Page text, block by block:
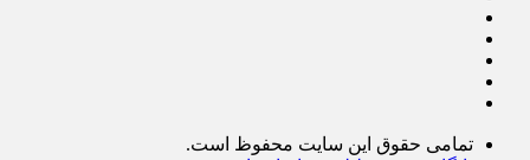
تمامی حقوق این سایت محفوظ است.